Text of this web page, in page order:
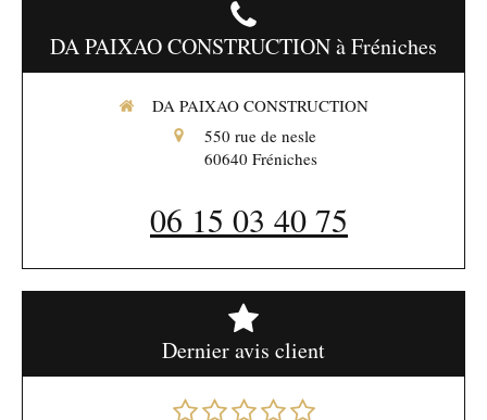
DA PAIXAO CONSTRUCTION à Fréniches
DA PAIXAO CONSTRUCTION
550 rue de nesle
60640 Fréniches
06 15 03 40 75
Dernier avis client